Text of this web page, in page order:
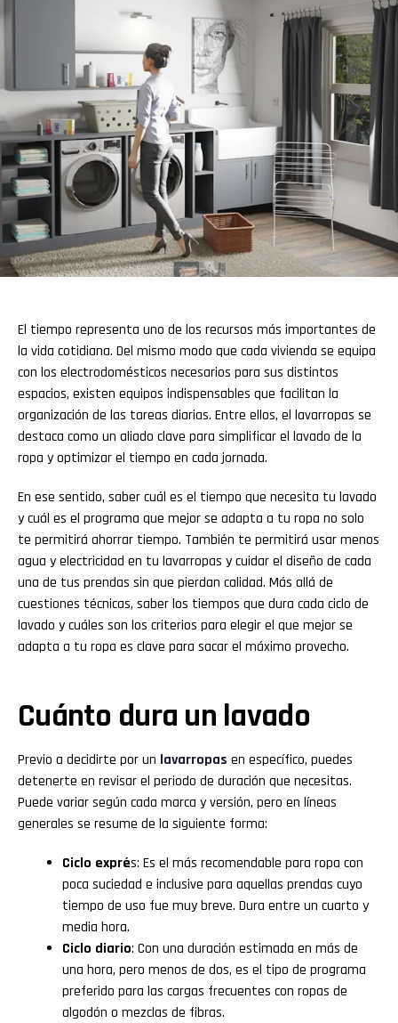
El tiempo representa uno de los recursos más importantes de
la vida cotidiana. Del mismo modo que cada vivienda se equipa
con los electrodomésticos necesarios para sus distintos
espacios, existen equipos indispensables que facilitan la
organización de las tareas diarias. Entre ellos, el lavarropas se
destaca como un aliado clave para simplificar el lavado de la
ropa y optimizar el tiempo en cada jornada.
En ese sentido, saber cuál es el tiempo que necesita tu lavado
y cuál es el programa que mejor se adapta a tu ropa no solo
te permitirá ahorrar tiempo. También te permitirá usar menos
agua y electricidad en tu lavarropas y cuidar el diseño de cada
una de tus prendas sin que pierdan calidad. Más allá de
cuestiones técnicas, saber los tiempos que dura cada ciclo de
lavado y cuáles son los criterios para elegir el que mejor se
adapta a tu ropa es clave para sacar el máximo provecho.
Cuánto dura un lavado
Previo a decidirte por un lavarropas en específico, puedes
detenerte en revisar el periodo de duración que necesitas.
Puede variar según cada marca y versión, pero en líneas
generales se resume de la siguiente forma:
Ciclo exprés: Es el más recomendable para ropa con
poca suciedad e inclusive para aquellas prendas cuyo
tiempo de uso fue muy breve. Dura entre un cuarto y
media hora.
Ciclo diario: Con una duración estimada en más de
una hora, pero menos de dos, es el tipo de programa
preferido para las cargas frecuentes con ropas de
algodón o mezclas de fibras.